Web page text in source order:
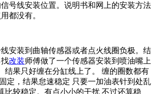
线安装位置。说明书和网上的安装方法
都没有。
装到曲轴传感器或者点火线圈负极。结
改装师傅做了一个传感器安装到喷油嘴上
结果只好缠在分缸线上了。 缠的圈数都有
定，结果怠速稳定 只要一加油表针到处乱
比较稳定。有点小小的干扰 不过还算稳